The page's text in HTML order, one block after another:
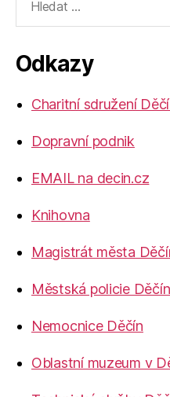
vyhledávání:
Odkazy
Charitní sdružení
Dopravní podnik
EMAIL na decin.cz
Knihovna
Magistrát města
Městská policie Děčín
Nemocnice Děčín
Oblastní muzeum v